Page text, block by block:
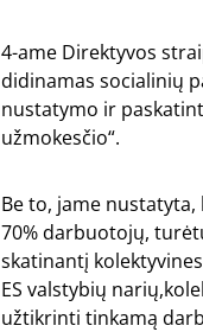
4-ame Direktyvos
didinamas socialinių
nustatymo ir
užmokesčio“.
Be to, jame
70% darbuotojų,
skatinantį
ES valstybių
užtikrinti tinkamą